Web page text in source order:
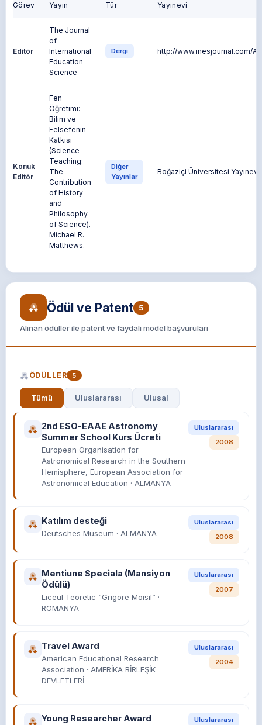
Görev Yayın Tür Yayınevi
Editör
The Journal
of
International
Education
Science
Dergi http://www.inesjournal.com/
Konuk
Editör
Fen
Öğretimi:
Bilim ve
Felsefenin
Katkısı
(Science
Teaching:
The
Contribution
of History
and
Philosophy
of Science).
Michael R.
Matthews.
Diğer
Yayınlar
Boğaziçi Üniversitesi Yayınevi
Ödül ve Patent 5
Alınan ödüller ile patent ve faydalı model başvuruları
ÖDÜLLER 5
Tümü Uluslararası Ulusal
2nd ESO-EAAE Astronomy
Summer School Kurs Ücreti
European Organisation for
Astronomical Research in the Southern
Hemisphere, European Association for
Astronomical Education · ALMANYA
Uluslararası
2008
Katılım desteği
Deutsches Museum · ALMANYA
Uluslararası
2008
Mentiune Speciala (Mansiyon
Ödülü)
Liceul Teoretic “Grigore Moisil” ·
ROMANYA
Uluslararası
2007
Travel Award
American Educational Research
Association · AMERİKA BİRLEŞİK
DEVLETLERİ
Uluslararası
2004
Young Researcher Award Uluslararası